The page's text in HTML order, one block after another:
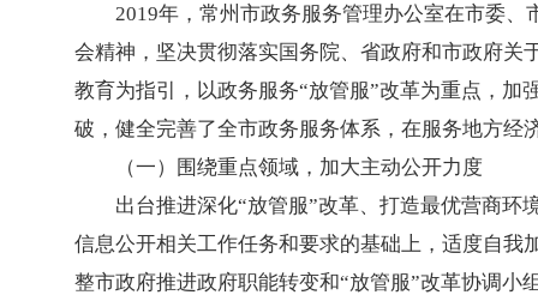
2019年，常州市政务服务管理办公室在市委
会精神，坚决贯彻落实国务院、省政府和市政府关
教育为指引，以政务服务“放管服”改革为重点，
破，健全完善了全市政务服务体系，在服务地方
（一）围绕重点领域，加大主动公开力度
出台推进深化“放管服”改革、打造最优营商
信息公开相关工作任务和要求的基础上，适度自我
整市政府推进政府职能转变和“放管服”改革协调小